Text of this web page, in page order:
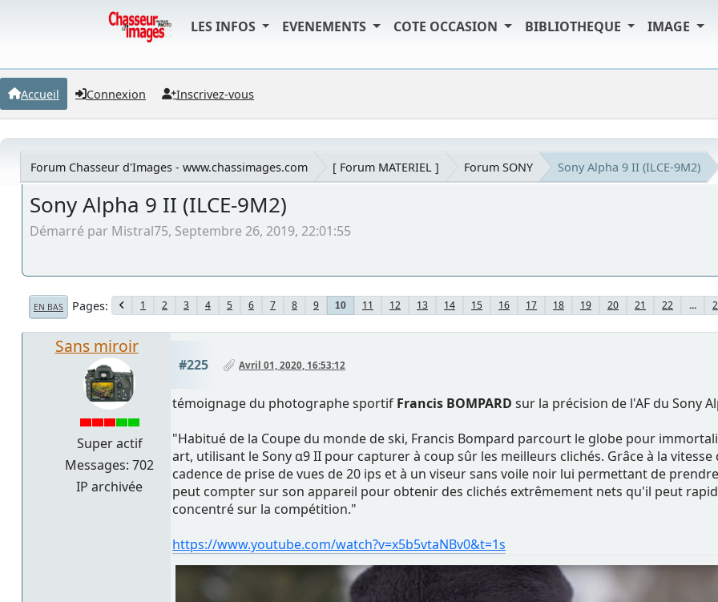
LES INFOS EVENEMENTS COTE OCCASION BIBLIOTHEQUE IMAGE
Accueil Connexion Inscrivez-vous
Forum Chasseur d'Images - www.chassimages.com [ Forum MATERIEL ] Forum SONY Sony Alpha 9 II (ILCE-9M2)
Sony Alpha 9 II (ILCE-9M2)
Démarré par Mistral75, Septembre 26, 2019, 22:01:55
EN BAS Pages 1 2 3 4 5 6 7 8 9 10 11 12 13 14 15 16 17 18 19 20 21 22 ...
Sans miroir
Super actif
Messages: 702
IP archivée
#225 Avril 01, 2020, 16:53:12
témoignage du photographe sportif Francis BOMPARD sur la précision de l'AF du Sony
"Habitué de la Coupe du monde de ski, Francis Bompard parcourt le globe pour
art, utilisant le Sony α9 II pour capturer à coup sûr les meilleurs clichés. Grâce à la
cadence de prise de vues de 20 ips et à un viseur sans voile noir lui permettant de
peut compter sur son appareil pour obtenir des clichés extrêmement nets qu'il peut
concentré sur la compétition."
https://www.youtube.com/watch?v=x5b5vtaNBv0&t=1s